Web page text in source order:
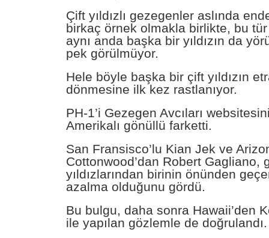
Çift yıldızlı gezegenler aslında
birkaç örnek olmakla birlikte, bu
aynı anda başka bir yıldızın da
pek görülmüyor.
Hele böyle başka bir çift yıldızın
dönmesine ilk kez rastlanıyor.
PH-1’i Gezegen Avcıları
Amerikalı gönüllü farketti.
San Fransisco’lu Kian Jek ve
Cottonwood’dan Robert Gagliano,
yıldızlarından birinin önünden
azalma olduğunu gördü.
Bu bulgu, daha sonra Hawaii’den
ile yapılan gözlemle de doğrulandı.